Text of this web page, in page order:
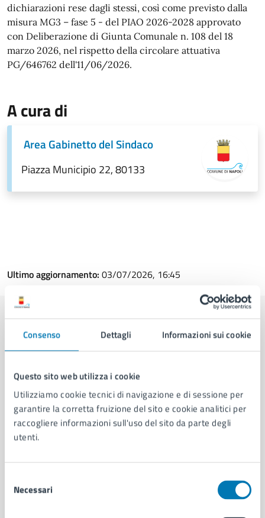
Consenso Dettagli Informazioni sui cookie
Questo sito web utilizza i cookie
Utilizziamo cookie tecnici di navigazione e di sessione per
garantire la corretta fruizione del sito e cookie analitici per
raccogliere informazioni sull'uso del sito da parte degli
utenti.
delNecessari
dichiarazioni rese dagli stessi, così come previsto dalla
misura MG3 – fase 5 - del PIAO 2026-2028 approvato
con Deliberazione di Giunta Comunale n. 108 del 18
marzo 2026, nel rispetto della circolare attuativa
PG/646762 dell'11/06/2026.
A cura di
Area Gabinetto del Sindaco
Piazza Municipio 22, 80133
Ultimo aggiornamento: 03/07/2026, 16:45
Contenuti correlati
Amministrazione
Servizio Protocollo, URP e Albo Pretorio
Area Segreteria Generale
Servizio Anticorruzione, Trasparenza e Verifiche